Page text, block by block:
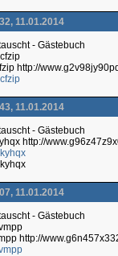
11.01.2014
- Gästebuch
http://
11.01.2014
- Gästebuch
http://
11.01.2014
- Gästebuch
http://